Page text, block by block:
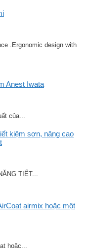
.Ergonomic design with
Anest Iwata
của...
kiệm sơn, nâng cao
TIẾT...
airmix hoặc một
hoặc...